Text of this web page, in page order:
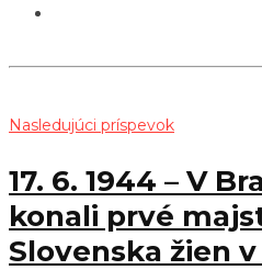
Nasledujúci príspevok
17. 6. 1944 – V
konali prvé
Slovenska žien